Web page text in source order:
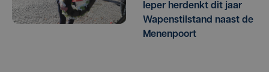
Ieper herdenkt dit jaar
Wapenstilstand naast de
Menenpoort